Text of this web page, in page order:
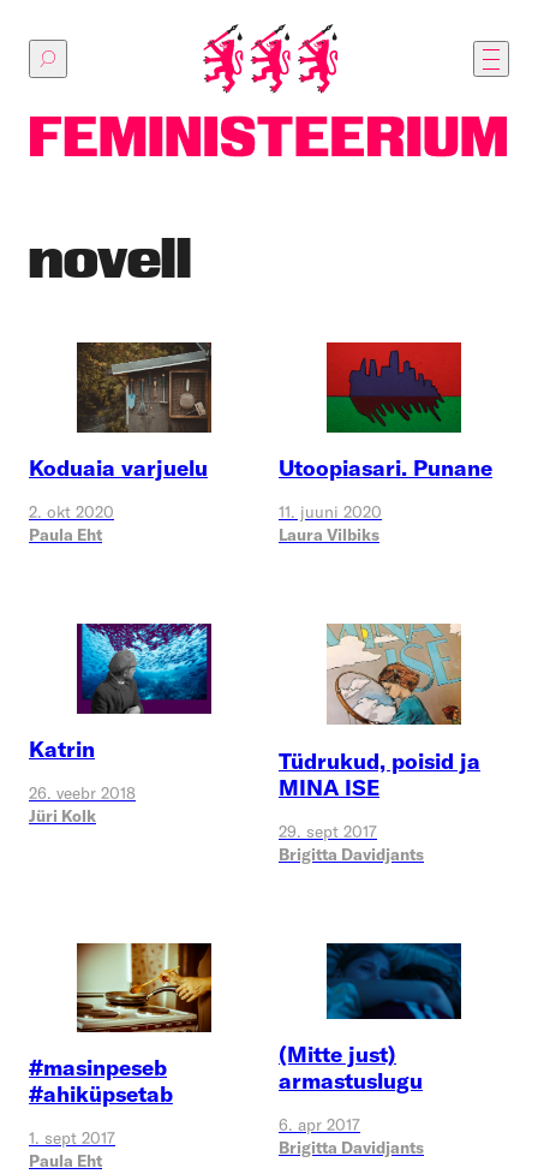
sisu
juurde
novell
Koduaia varjuelu
2. okt 2020
Paula Eht
Utoopiasari. Punane
11. juuni 2020
Laura Vilbiks
Katrin
26. veebr 2018
Jüri Kolk
Tüdrukud, poisid ja
MINA ISE
29. sept 2017
Brigitta Davidjants
#masinpeseb
#ahiküpsetab
1. sept 2017
Paula Eht
(Mitte just)
armastuslugu
6. apr 2017
Brigitta Davidjants